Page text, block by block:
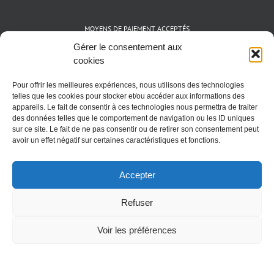
Gérer le consentement aux
cookies
Pour offrir les meilleures expériences, nous utilisons des technologies
telles que les cookies pour stocker et/ou accéder aux informations des
appareils. Le fait de consentir à ces technologies nous permettra de traiter
des données telles que le comportement de navigation ou les ID uniques
sur ce site. Le fait de ne pas consentir ou de retirer son consentement peut
avoir un effet négatif sur certaines caractéristiques et fonctions.
Accepter
Refuser
Voir les préférences
MOYENS DE PAIEMENT ACCEPTÉS
Virements instantanés
Cryptomonnaies (BTC)